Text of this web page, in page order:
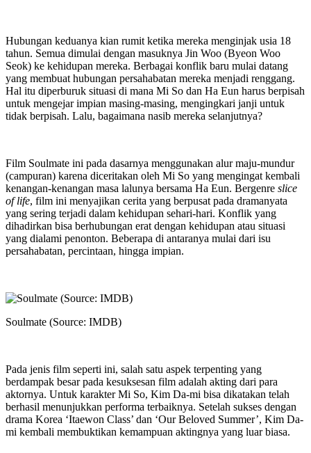
Hubungan keduanya kian rumit ketika mereka menginjak usia 18
tahun. Semua dimulai dengan masuknya Jin Woo (Byeon Woo
Seok) ke kehidupan mereka. Berbagai konflik baru mulai datang
yang membuat hubungan persahabatan mereka menjadi renggang.
Hal itu diperburuk situasi di mana Mi So dan Ha Eun harus berpisah
untuk mengejar impian masing-masing, mengingkari janji untuk
tidak berpisah. Lalu, bagaimana nasib mereka selanjutnya?
Film Soulmate ini pada dasarnya menggunakan alur maju-mundur
(campuran) karena diceritakan oleh Mi So yang mengingat kembali
kenangan-kenangan masa lalunya bersama Ha Eun. Bergenre slice
of life, film ini menyajikan cerita yang berpusat pada dramanyata
yang sering terjadi dalam kehidupan sehari-hari. Konflik yang
dihadirkan bisa berhubungan erat dengan kehidupan atau situasi
yang dialami penonton. Beberapa di antaranya mulai dari isu
persahabatan, percintaan, hingga impian.
Soulmate (Source: IMDB)
Pada jenis film seperti ini, salah satu aspek terpenting yang
berdampak besar pada kesuksesan film adalah akting dari para
aktornya. Untuk karakter Mi So, Kim Da-mi bisa dikatakan telah
berhasil menunjukkan performa terbaiknya. Setelah sukses dengan
drama Korea ‘Itaewon Class’ dan ‘Our Beloved Summer’, Kim Da-
mi kembali membuktikan kemampuan aktingnya yang luar biasa.